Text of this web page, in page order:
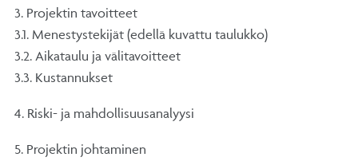
3. Projektin tavoitteet
3.1. Menestystekijät (edellä kuvattu taulukko)
3.2. Aikataulu ja välitavoitteet
3.3. Kustannukset
4. Riski- ja mahdollisuusanalyysi
5. Projektin johtaminen